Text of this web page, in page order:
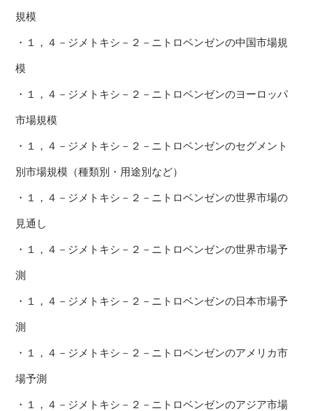
規模
・１，４－ジメトキシ－２－ニトロベンゼンの中国市場規
模
・１，４－ジメトキシ－２－ニトロベンゼンのヨーロッパ
市場規模
・１，４－ジメトキシ－２－ニトロベンゼンのセグメント
別市場規模（種類別・用途別など）
・１，４－ジメトキシ－２－ニトロベンゼンの世界市場の
見通し
・１，４－ジメトキシ－２－ニトロベンゼンの世界市場予
測
・１，４－ジメトキシ－２－ニトロベンゼンの日本市場予
測
・１，４－ジメトキシ－２－ニトロベンゼンのアメリカ市
場予測
・１，４－ジメトキシ－２－ニトロベンゼンのアジア市場